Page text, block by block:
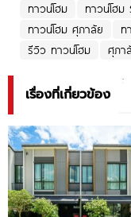
ทาวน์โฮม
ทาวน์โฮม
ทาวน์โฮม ศุภาลัย
ท
รีวิว ทาวน์โฮม
ศุภา
เรื่องที่เกี่ยวข้อง